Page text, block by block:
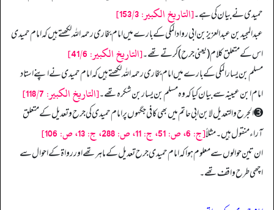
حمیدی نے بیان کی ہے۔[التاريخ الكبير: 153/3]
عبدالمجيد بن عبدالعزیز بن ابی رواد المکی کے بارے میں امام بخاری رحمہ اللہ لکھتے ہیں کہ امام حمیدی
اس کے متعلق کلام (یعنی جرح) کرتے تھے۔[التاريخ الكبير: 41/6]
مسلم بن یسار المکی کے بارے میں امام بخاری رحمہ اللہ لکھتے ہیں کہ امام حمیدی نے اپنے استاد
امام ابن عیینہ سے بیان کیا کہ وہ مسلم بن یسار بن شکرہ تھے۔[التاريخ الكبير: 118/7]
➌ الجرح والتعديل لابن ابی حاتم میں بھی کافی جگہوں پر امام حمیدی کی جرح و تعدیل کے متعلق
آراء منقول ہیں۔ مثلاً[ج: 6، ص: 51، ج: 11، ص: 288، ج: 13، ص: 106]
ان تین حوالوں سے معلوم ہوا کہ امام حمیدی جرح تعدیل کے ماہر تھے اور رواۃ کے احوال سے
اچھی طرح واقف تھے۔